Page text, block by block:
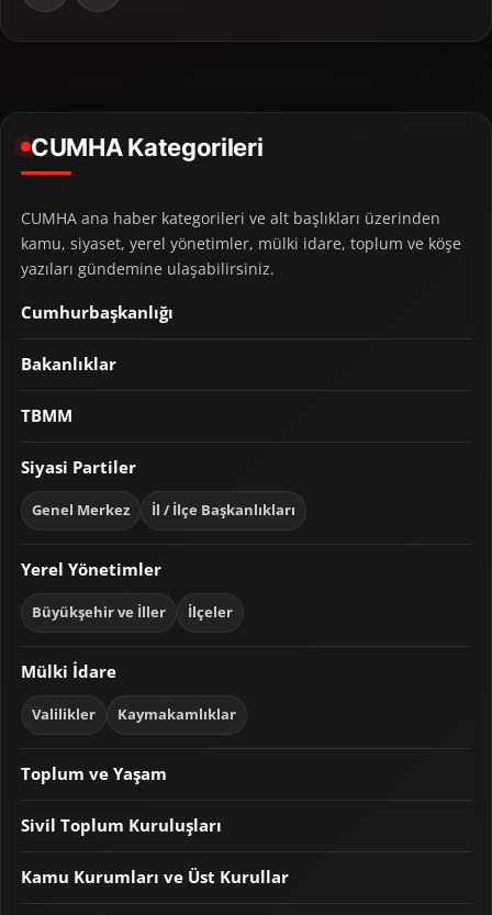
CUMHA Kategorileri
CUMHA ana haber kategorileri ve alt başlıkları üzerinden
kamu, siyaset, yerel yönetimler, mülki idare, toplum ve köşe
yazıları gündemine ulaşabilirsiniz.
Cumhurbaşkanlığı
Bakanlıklar
TBMM
Siyasi Partiler
Genel Merkez İl / İlçe Başkanlıkları
Yerel Yönetimler
Büyükşehir ve İller İlçeler
Mülki İdare
Valilikler Kaymakamlıklar
Toplum ve Yaşam
Sivil Toplum Kuruluşları
Kamu Kurumları ve Üst Kurullar